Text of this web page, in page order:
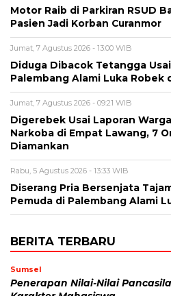
Motor Raib di Parkiran RSUD
Pasien Jadi Korban Curanmor
Jumat, 7 Agustus 2026 - 13:00 WIB
Diduga Dibacok Tetangga
Palembang Alami Luka Robek
Jumat, 7 Agustus 2026 - 09:21 WIB
Digerebek Usai Laporan
Narkoba di Empat Lawang, 7
Diamankan
Rabu, 5 Agustus 2026 - 13:33 WIB
Diserang Pria Bersenjata
Pemuda di Palembang Alami
BERITA TERBARU
Sumsel
Penerapan Nilai-Nilai